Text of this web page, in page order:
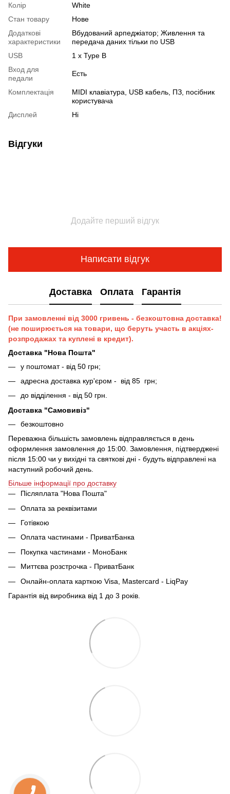
Колір
White
Стан товару
Нове
Додаткові
характеристики
Вбудований арпеджіатор; Живлення та
передача даних тільки по USB
USB
1 x Type B
Вход для
педали
Есть
Комплектація
MIDI клавіатура, USB кабель, ПЗ, посібник
користувача
Дисплей
Ні
Відгуки
Додайте перший відгук
Написати відгук
Доставка Оплата Гарантія
При замовленні від 3000 гривень - безкоштовна доставка!
(не поширюється на товари, що беруть участь в акціях-
розпродажах та куплені в кредит).
Доставка "Нова Пошта"
у поштомат - від 50 грн;
адресна доставка кур'єром - від 85 грн;
до відділення - від 50 грн.
Доставка "Самовивіз"
безкоштовно
Переважна більшість замовлень відправляється в день
оформлення замовлення до 15:00. Замовлення, підтверджені
після 15:00 чи у вихідні та святкові дні - будуть відправлені на
наступний робочий день.
Більше інформації про доставку
Післяплата "Нова Пошта"
Оплата за реквізитами
Готівкою
Оплата частинами - ПриватБанка
Покупка частинами - МоноБанк
Миттєва розстрочка - ПриватБанк
Онлайн-оплата карткою Visa, Mastercard - LiqPay
Гарантія від виробника від 1 до 3 років.